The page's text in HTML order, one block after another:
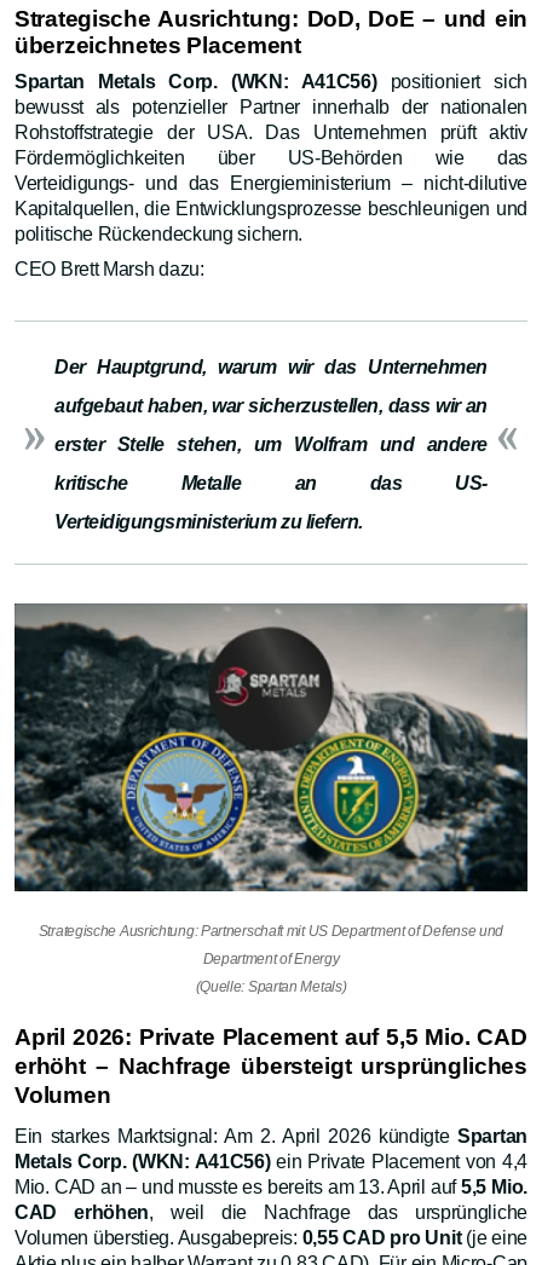
Strategische Ausrichtung: DoD, DoE – und ein
überzeichnetes Placement
Spartan Metals Corp. (WKN: A41C56)positioniert sich
bewusst als potenzieller Partner innerhalb der nationalen
Rohstoffstrategie der USA. Das Unternehmen prüft aktiv
Fördermöglichkeiten über US-Behörden wie das
Verteidigungs- und das Energieministerium – nicht-dilutive
Kapitalquellen, die Entwicklungsprozesse beschleunigen und
politische Rückendeckung sichern.
CEO Brett Marsh dazu:
Der Hauptgrund, warum wir das Unternehmen
aufgebaut haben, war sicherzustellen, dass wir an
erster Stelle stehen, um Wolfram und andere
kritische Metalle an das US-
Verteidigungsministerium zu liefern.
Strategische Ausrichtung: Partnerschaft mit US Department of Defense und
Department of Energy
(Quelle: Spartan Metals)
April 2026: Private Placement auf 5,5 Mio. CAD
erhöht – Nachfrage übersteigt ursprüngliches
Volumen
Ein starkes Marktsignal: Am 2. April 2026 kündigteSpartan
Metals Corp. (WKN: A41C56)ein Private Placement von 4,4
Mio. CAD an – und musste es bereits am 13. April auf5,5 Mio.
CAD erhöhen, weil die Nachfrage das ursprüngliche
Volumen überstieg. Ausgabepreis: 0,55 CAD pro Unit(je eine